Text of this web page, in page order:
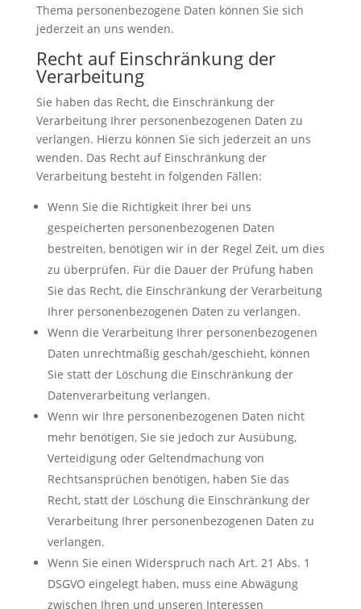
Thema personenbezogene Daten können Sie sich
jederzeit an uns wenden.
Recht auf Einschränkung der
Verarbeitung
Sie haben das Recht, die Einschränkung der
Verarbeitung Ihrer personenbezogenen Daten zu
verlangen. Hierzu können Sie sich jederzeit an uns
wenden. Das Recht auf Einschränkung der
Verarbeitung besteht in folgenden Fällen:
Wenn Sie die Richtigkeit Ihrer bei uns
gespeicherten personenbezogenen Daten
bestreiten, benötigen wir in der Regel Zeit, um dies
zu überprüfen. Für die Dauer der Prüfung haben
Sie das Recht, die Einschränkung der Verarbeitung
Ihrer personenbezogenen Daten zu verlangen.
Wenn die Verarbeitung Ihrer personenbezogenen
Daten unrechtmäßig geschah/geschieht, können
Sie statt der Löschung die Einschränkung der
Datenverarbeitung verlangen.
Wenn wir Ihre personenbezogenen Daten nicht
mehr benötigen, Sie sie jedoch zur Ausübung,
Verteidigung oder Geltendmachung von
Rechtsansprüchen benötigen, haben Sie das
Recht, statt der Löschung die Einschränkung der
Verarbeitung Ihrer personenbezogenen Daten zu
verlangen.
Wenn Sie einen Widerspruch nach Art. 21 Abs. 1
DSGVO eingelegt haben, muss eine Abwägung
zwischen Ihren und unseren Interessen